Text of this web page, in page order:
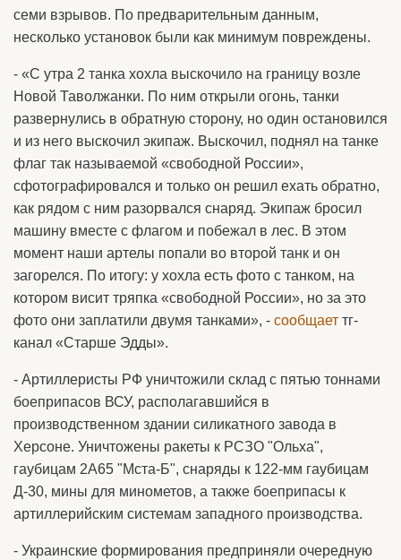
семи взрывов. По предварительным данным,
несколько установок были как минимум повреждены.
- «С утра 2 танка хохла выскочило на границу возле
Новой Таволжанки. По ним открыли огонь, танки
развернулись в обратную сторону, но один остановился
и из него выскочил экипаж. Выскочил, поднял на танке
флаг так называемой «свободной России»,
сфотографировался и только он решил ехать обратно,
как рядом с ним разорвался снаряд. Экипаж бросил
машину вместе с флагом и побежал в лес. В этом
момент наши артелы попали во второй танк и он
загорелся. По итогу: у хохла есть фото с танком, на
котором висит тряпка «свободной России», но за это
фото они заплатили двумя танками», - сообщает тг-
канал «Старше Эдды».
- Артиллеристы РФ уничтожили склад с пятью тоннами
боеприпасов ВСУ, располагавшийся в
производственном здании силикатного завода в
Херсоне. Уничтожены ракеты к РСЗО "Ольха",
гаубицам 2А65 "Мста-Б", снаряды к 122-мм гаубицам
Д-30, мины для минометов, а также боеприпасы к
артиллерийским системам западного производства.
- Украинские формирования предприняли очередную